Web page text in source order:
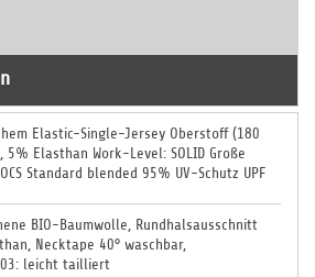
Elastic-Single-Jersey Oberstoff (180
Elasthan Work-Level: SOLID Große
Standard blended 95% UV-Schutz UPF
BIO-Baumwolle, Rundhalsausschnitt
Necktape 40° waschbar,
leicht tailliert